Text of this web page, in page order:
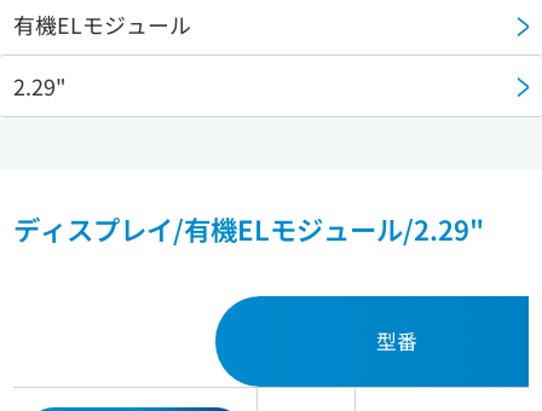
有機ELモジュール
2.29"
ディスプレイ/有機ELモジュール/2.29"
型番